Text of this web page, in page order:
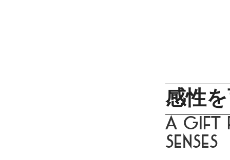
感性
A Gift